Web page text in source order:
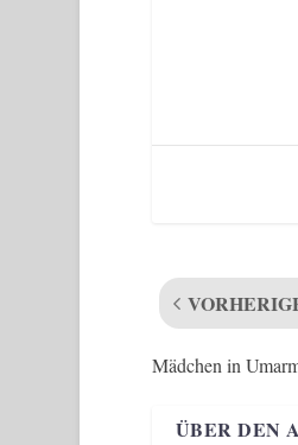
Mädchen in
ÜBER DEN